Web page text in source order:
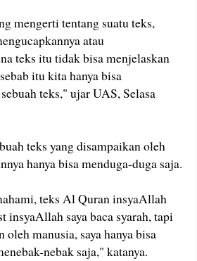
mengerti tentang suatu teks,
atau
teks itu tidak bisa menjelaskan
itu kita hanya bisa
teks," ujar UAS, Selasa
teks yang disampaikan oleh
hanya bisa menduga-duga saja.
teks Al Quran insyaAllah
insyaAllah saya baca syarah, tapi
manusia, saya hanya bisa
nebak saja," katanya.